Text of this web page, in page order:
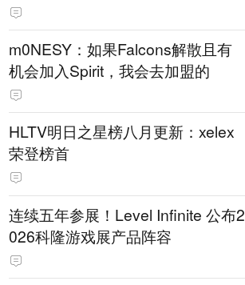
m0NESY：如果Falcons解散且有
机会加入Spirit，我会去加盟的
HLTV明日之星榜八月更新：xelex
荣登榜首
连续五年参展！Level Infinite 公布2
026科隆游戏展产品阵容